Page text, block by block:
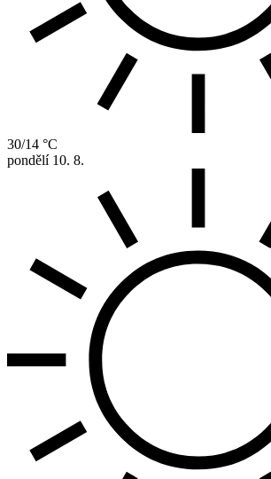
30/14 °C
pondělí 10. 8.